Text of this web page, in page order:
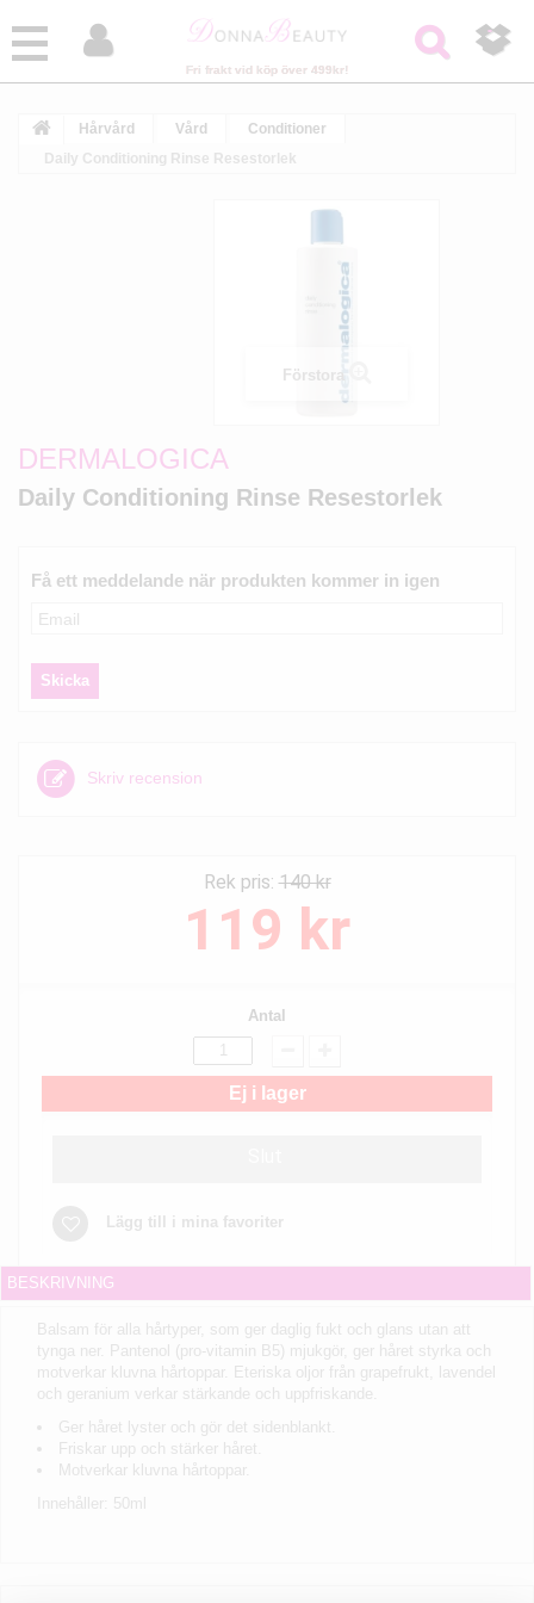
Hårvård Vård
Conditioner
Daily Conditioning Rinse Resestorlek
Förstora
DERMALOGICA
Daily Conditioning Rinse Resestorlek
Få ett meddelande när produkten kommer in igen
Skriv recension
Rek pris:140 kr
119 kr
Antal
Ej i lager
Lägg till i mina favoriter
BESKRIVNING
Balsam för alla hårtyper, som ger daglig fukt och glans utan att
tynga ner. Pantenol (pro-vitamin B5) mjukgör, ger håret styrka och
motverkar kluvna hårtoppar. Eteriska oljor från grapefrukt, lavendel
och geranium verkar stärkande och uppfriskande.
Ger håret lyster och gör det sidenblankt.
Friskar upp och stärker håret.
Motverkar kluvna hårtoppar.
Innehåller: 50ml
Fri frakt vid köp över 499kr!
 
